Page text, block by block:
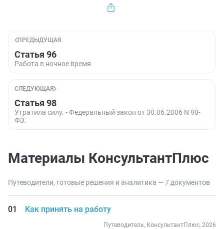
ПРЕДЫДУЩАЯ
Статья 96
Работа в ночное время
СЛЕДУЮЩАЯ
Статья 98
Утратила силу. - Федеральный закон от 30.06.2006 N 90-
ФЗ.
Материалы КонсультантПлюс
Путеводители, готовые решения и аналитика — 7 документов
Как принять на работу
Путеводитель, КонсультантПлюс, 2026